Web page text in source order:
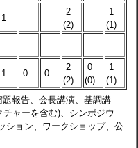
1
2
(2)
1
(1)
1 0 0
2
(2)
0
(0)
1
(1)
報告、会長講演、基調講
ャーを含む)、シンポジウ
ション、ワークショップ、公